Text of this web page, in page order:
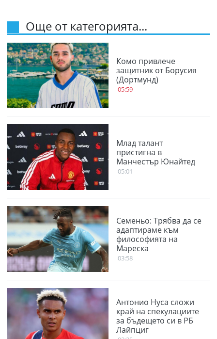
Още от категорията...
Комо привлече
защитник от Борусия
(Дортмунд)
05:59
Млад талант
пристигна в
Манчестър Юнайтед
05:01
Семеньо: Трябва да се
адаптираме към
философията на
Мареска
03:58
Антонио Нуса сложи
край на спекулациите
за бъдещето си в РБ
Лайпциг